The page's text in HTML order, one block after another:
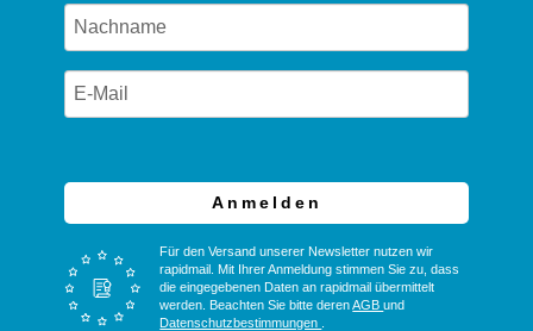
Anmelden
Für den Versand unserer Newsletter nutzen wir
rapidmail. Mit Ihrer Anmeldung stimmen Sie zu, dass
die eingegebenen Daten an rapidmail übermittelt
werden. Beachten Sie bitte derenAGBund
Datenschutzbestimmungen